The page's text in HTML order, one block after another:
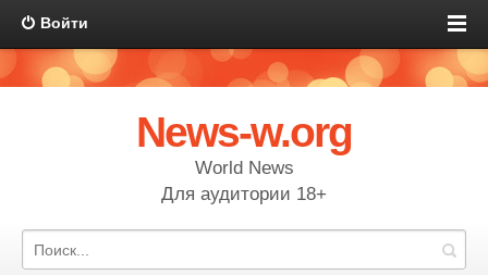
Войти
News-w.org
World News
Для аудитории 18+